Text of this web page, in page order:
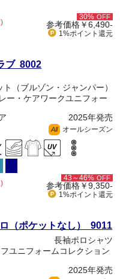
30% OFF
参考価格￥6,490-
1%ポイント 還元
ブ 8002
（ブルゾン・ジャンパー）
ー・ケアワークユニフォー
2025年発売
All オールシーズン
43～46% OFF
参考価格￥9,350-
1%ポイント 還元
（ポケットなし） 9011
長袖ポロシャツ
ユニフォームコレクション
2025年発売